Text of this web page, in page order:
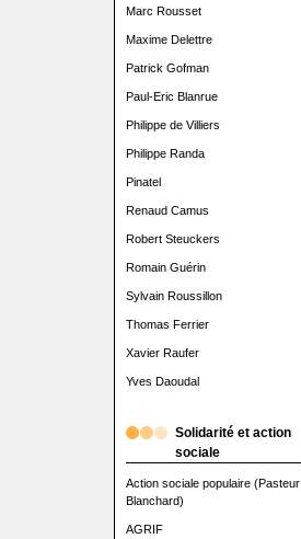
Marc Rousset
Maxime Delettre
Patrick Gofman
Paul-Eric Blanrue
Philippe de Villiers
Philippe Randa
Pinatel
Renaud Camus
Robert Steuckers
Romain Guérin
Sylvain Roussillon
Thomas Ferrier
Xavier Raufer
Yves Daoudal
Solidarité et action
sociale
Action sociale populaire (Pasteur
Blanchard)
AGRIF